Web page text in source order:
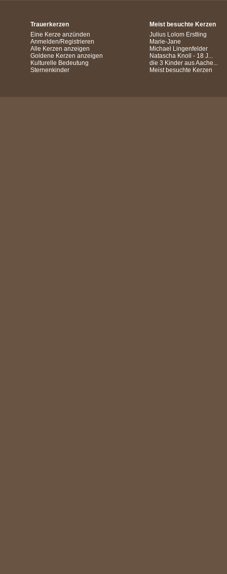
Trauerkerzen
Eine Kerze anzünden
Anmelden/Registrieren
Alle Kerzen anzeigen
Goldene Kerzen anzeigen
Kulturelle Bedeutung
Sternenkinder
Meist besuchte Kerzen
Julius Lolom Erstling
Marie-Jane
Michael Lingenfelder
Natascha Knoll - 18 J...
die 3 Kinder aus Aache...
Meist besuchte Kerzen